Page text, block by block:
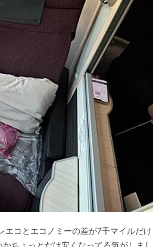
エコとエコノミーの差が7千マイルだけ
ちょっとだけ安くなってる気がしまし